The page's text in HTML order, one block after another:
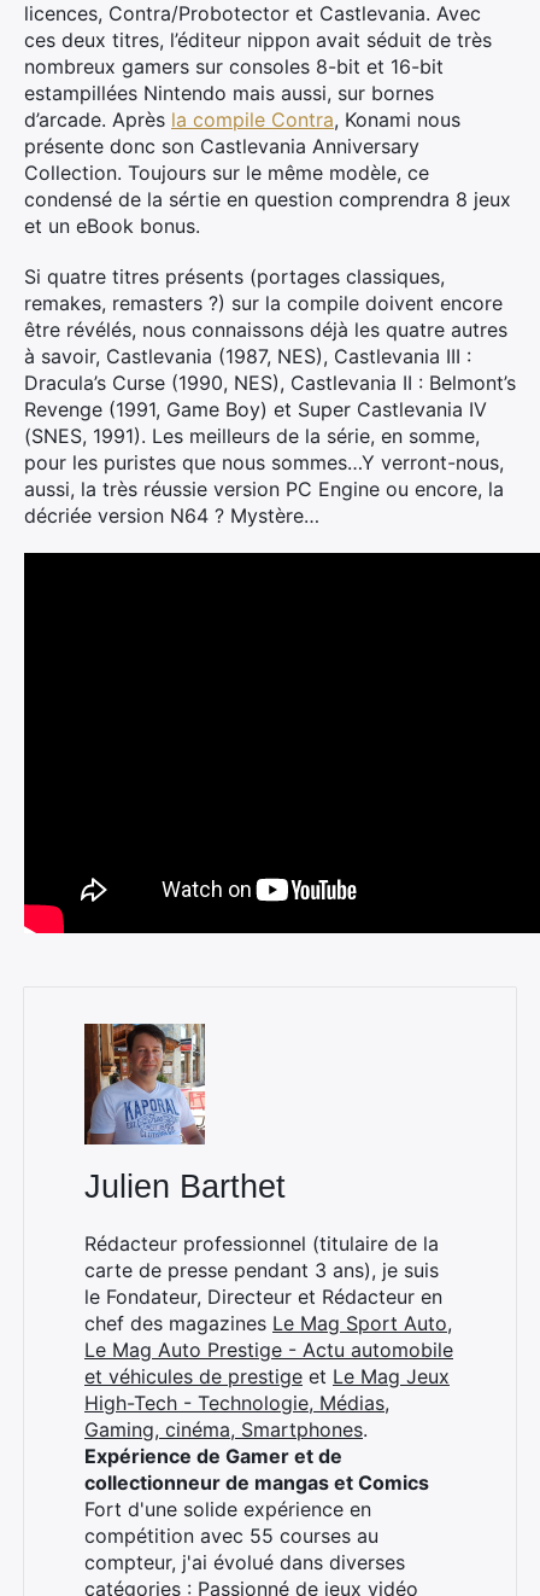
licences, Contra/Probotector et Castlevania. Avec
ces deux titres, l’éditeur nippon avait séduit de très
nombreux gamers sur consoles 8-bit et 16-bit
estampillées Nintendo mais aussi, sur bornes
d’arcade. Après la compile Contra, Konami nous
présente donc son Castlevania Anniversary
Collection. Toujours sur le même modèle, ce
condensé de la sértie en question comprendra 8 jeux
et un eBook bonus.
Si quatre titres présents (portages classiques,
remakes, remasters ?) sur la compile doivent encore
être révélés, nous connaissons déjà les quatre autres
à savoir, Castlevania (1987, NES), Castlevania III :
Dracula’s Curse (1990, NES), Castlevania II : Belmont’s
Revenge (1991, Game Boy) et Super Castlevania IV
(SNES, 1991). Les meilleurs de la série, en somme,
pour les puristes que nous sommes…Y verront-nous,
aussi, la très réussie version PC Engine ou encore, la
décriée version N64 ? Mystère…
Julien Barthet
Rédacteur professionnel (titulaire de la
carte de presse pendant 3 ans), je suis
le Fondateur, Directeur et Rédacteur en
chef des magazines Le Mag Sport Auto,
Le Mag Auto Prestige - Actu automobile
et véhicules de prestige et Le Mag Jeux
High-Tech - Technologie, Médias,
Gaming, cinéma, Smartphones.
Expérience de Gamer et de
collectionneur de mangas et Comics
Fort d'une solide expérience en
compétition avec 55 courses au
compteur, j'ai évolué dans diverses
catégories : Passionné de jeux vidéo